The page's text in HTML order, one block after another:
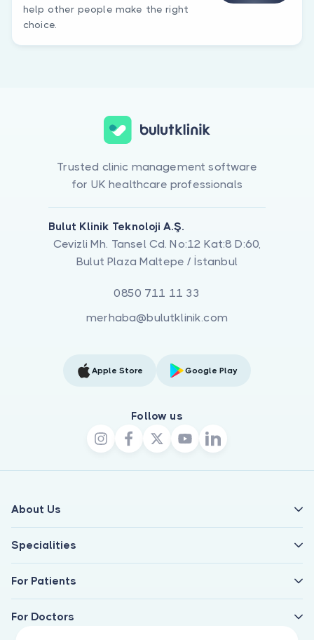
help other people make the right
choice.
Trusted clinic management software
for UK healthcare professionals
Bulut Klinik Teknoloji A.Ş.
Cevizli Mh. Tansel Cd. No:12 Kat:8 D:60,
Bulut Plaza Maltepe / İstanbul
0850 711 11 33
merhaba@bulutklinik.com
Apple Store Google Play
Follow us
About Us
Specialities
For Patients
For Doctors